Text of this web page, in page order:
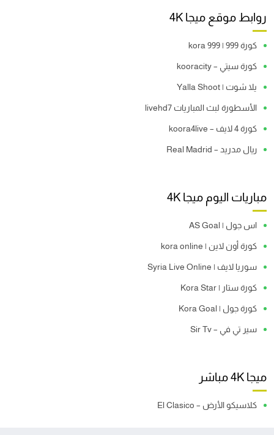
روابط موقع ميجا 4K
كورة 999 | kora 999
كورة سيتي – kooracity
يلا شوت | Yalla Shoot
الأسطورة لبث المباريات livehd7
كورة 4 لايف – koora4live
ريال مدريد – Real Madrid
مباريات اليوم ميجا 4K
اس جول | AS Goal
كورة أون لاين | kora online
سوريا لايف | Syria Live Online
كورة ستار | Kora Star
كورة جول | Kora Goal
سير تي في – Sir Tv
ميجا 4K مباشر
كلاسيكو الأرض – El Clasico